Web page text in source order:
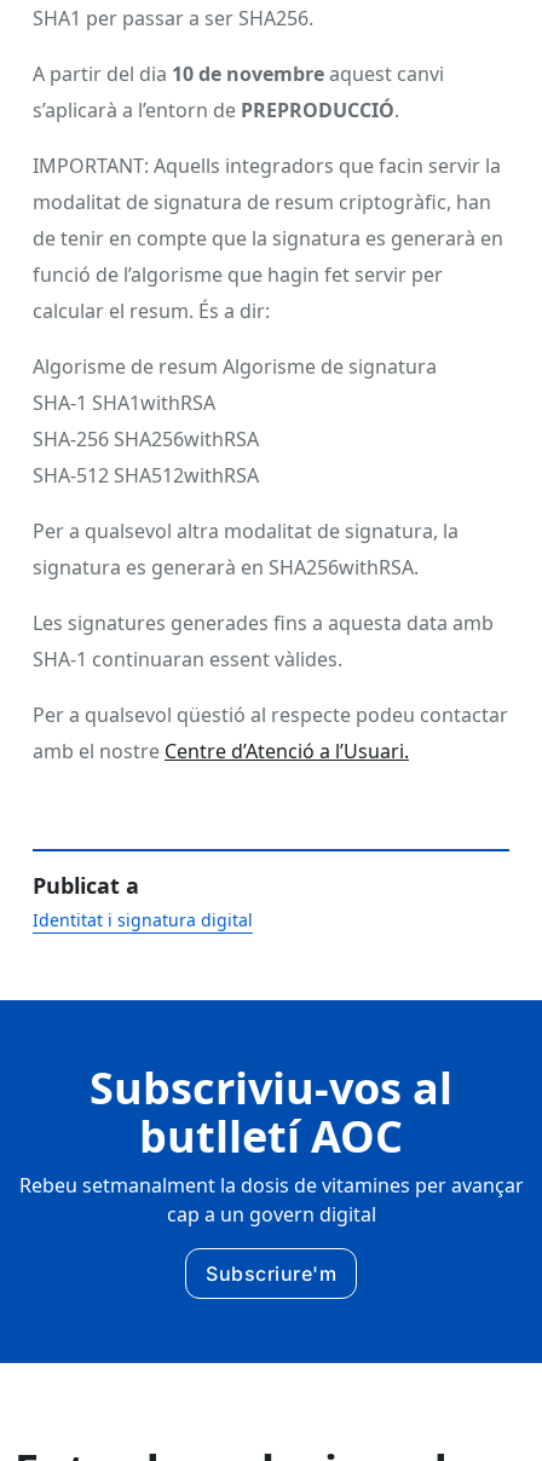
SHA1 per passar a ser SHA256.
A partir del dia 10 de novembreaquest canvi
s’aplicarà a l’entorn de PREPRODUCCIÓ.
IMPORTANT: Aquells integradors que facin servir la
modalitat de signatura de resum criptogràfic, han
de tenir en compte que la signatura es generarà en
funció de l’algorisme que hagin fet servir per
calcular el resum. És a dir:
Algorisme de resum Algorisme de signatura
SHA-1 SHA1withRSA
SHA-256 SHA256withRSA
SHA-512 SHA512withRSA
Per a qualsevol altra modalitat de signatura, la
signatura es generarà en SHA256withRSA.
Les signatures generades fins a aquesta data amb
SHA-1 continuaran essent vàlides.
Per a qualsevol qüestió al respecte podeu contactar
amb el nostre Centre d’Atenció a l’Usuari.
Publicat a
Identitat i signatura digital
Subscriviu-vos al
butlletí AOC
Rebeu setmanalment la dosis de vitamines per avançar
cap a un govern digital
Subscriure'm